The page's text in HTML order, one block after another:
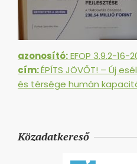
azonosító:EFOP 3.9.2-16-
cím:ÉPÍTS JÖVŐT! – Új
és térsége humán
Közadatkereső